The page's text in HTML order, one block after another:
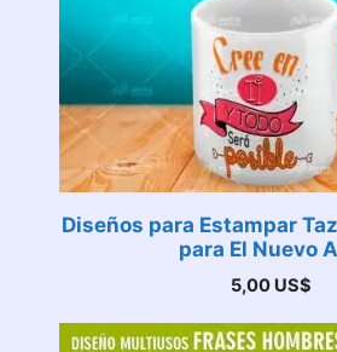
Diseños para Estampar
para El Nuevo
5,00 US$